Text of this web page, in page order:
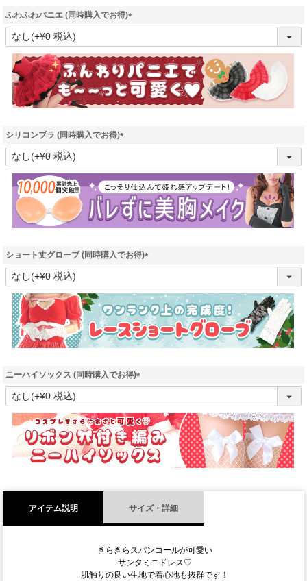
ふわふわパニエ (同時購入でお得)
(
須
)
シリコンブラ (同時購入でお得)
(
須
)
ショート丈グローブ (同時購入でお得)
(
須
)
ニーハイソックス (同時購入でお得)
(
須
)
アイテム説明 サイズ・詳細
きらきらスパンコールが可愛い
サンタミニドレス♡
肌触りの良い生地で着心地も抜群です！